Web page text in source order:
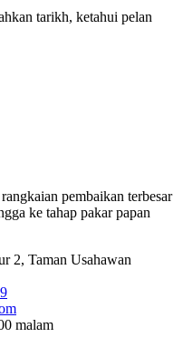
tarikh, ketahui pelan
pembaikan terbesar
ke tahap pakar papan
2, Taman Usahawan
malam